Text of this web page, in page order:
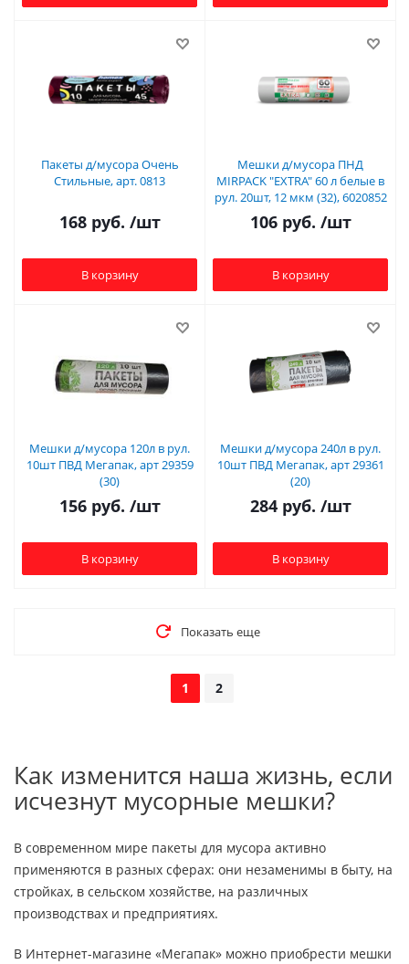
Пакеты д/мусора Очень
Стильные, арт. 0813
168руб. /шт
В корзину
Мешки д/мусора ПНД
MIRPACK "EXTRA" 60 л белые в
рул. 20шт, 12 мкм (32), 6020852
106руб. /шт
В корзину
Мешки д/мусора 120л в рул.
10шт ПВД Мегапак, арт 29359
(30)
156руб. /шт
В корзину
Мешки д/мусора 240л в рул.
10шт ПВД Мегапак, арт 29361
(20)
284руб. /шт
В корзину
Показать еще
1 2
Как изменится наша жизнь, если
исчезнут мусорные мешки?
В современном мире пакеты для мусора активно
применяются в разных сферах: они незаменимы в быту, на
стройках, в сельском хозяйстве, на различных
производствах и предприятиях.
В Интернет-магазине «Мегапак» можно приобрести мешки